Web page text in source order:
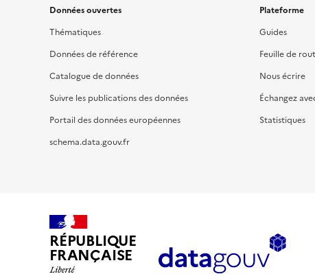
Données ouvertes
Thématiques
Données de référence
Catalogue de données
Suivre les publications des données
Portail des données européennes
schema.data.gouv.fr
Plateforme
Guides
Feuille de
Nous écrire
Échangez
Statistiques
RÉPUBLIQUE
FRANÇAISE